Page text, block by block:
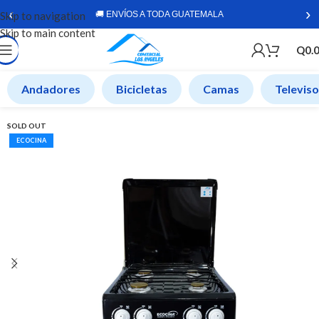
Skip to navigation
Skip to main content
‹ 🚚 ENVÍOS A TODA GUATEMALA ›
Q
Andadores Bicicletas Camas
SOLD OUT
ECOCINA